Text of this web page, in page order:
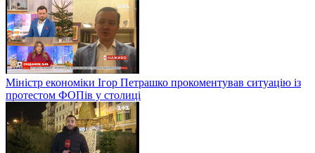
Міністр економіки Ігор Петрашко прокоментував ситуацію із
протестом ФОПів у столиці